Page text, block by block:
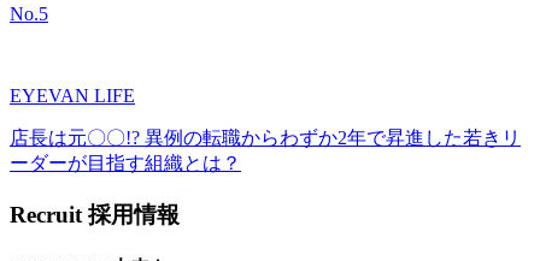
No.5
EYEVAN LIFE
店長は元〇〇!? 異例の転職からわずか2年で昇進した若きリ
ーダーが目指す組織とは？
Recruit 採用情報